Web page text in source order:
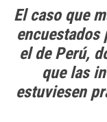
El caso que
encuestados
el de Perú,
que las
estuviesen